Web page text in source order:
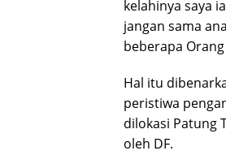
kelahinya saya
jangan sama
beberapa
Hal itu
peristiwa
dilokasi Patung
oleh DF.